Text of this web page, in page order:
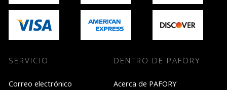
SERVICIO
Correo electrónico
DENTRO DE PAFORY
Acerca de PAFORY